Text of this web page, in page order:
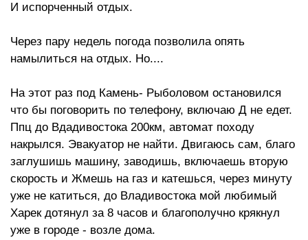
И испорченный отдых.
Через пару недель погода позволила опять
намылиться на отдых. Но....
На этот раз под Камень- Рыболовом остановился
что бы поговорить по телефону, включаю Д не едет.
Ппц до Вдадивостока 200км, автомат походу
накрылся. Эвакуатор не найти. Двигаюсь сам, благо
заглушишь машину, заводишь, включаешь вторую
скорость и Жмешь на газ и катешься, через минуту
уже не катиться, до Владивостока мой любимый
Харек дотянул за 8 часов и благополучно крякнул
уже в городе - возле дома.